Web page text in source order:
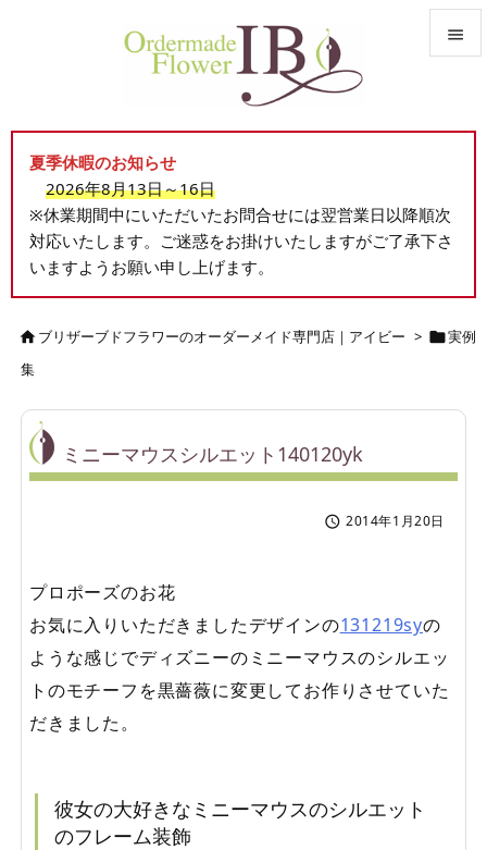


前へ

検索
夏季休暇のお知らせ
2026年8月13日～16日
※休業期間中にいただいたお問合せには翌営業日以降順次
対応いたします。ご迷惑をお掛けいたしますがご了承下さ
いますようお願い申し上げます。
ブリザーブドフラワーのオーダーメイド専門店｜アイビー > 実例
集
ミニーマウスシルエット140120yk
 2014年1月20日
プロポーズのお花
お気に入りいただきましたデザインの131219syの
ような感じでディズニーのミニーマウスのシルエッ
トのモチーフを黒薔薇に変更してお作りさせていた
だきました。
彼女の大好きなミニーマウスのシルエット
のフレーム装飾